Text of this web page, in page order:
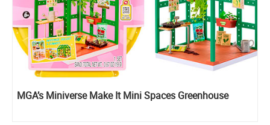
MGA’s Miniverse Make It Mini Spaces Greenhouse